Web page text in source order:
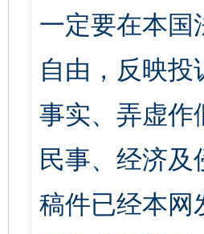
一定要在本国
自由，反映
事实、弄虚作
民事、经济
稿件已经本网